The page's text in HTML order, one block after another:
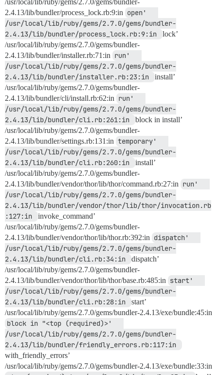
Если вы хотите создать новую ветку для сохранения
сделать это (сейчас или позже), используя флаг -b в
  git checkout -b <имя-новой-ветки>
HEAD В моем обновлении возникла ошибка
```ruby
api_key = "a quick brown fox"
/usr/local/lib/ruby/gems/2.7.0/gems/bundler-
2.4.13/lib/bundler/process_lock.rb:9:in open'
/usr/local/lib/ruby/gems/2.7.0/gems/bundler-
2.4.13/lib/bundler/process_lock.rb:9:in
lock’
/usr/local/lib/ruby/gems/2.7.0/gems/bundler-
2.4.13/lib/bundler/installer.rb:71:in run'
/usr/local/lib/ruby/gems/2.7.0/gems/bundler-
2.4.13/lib/bundler/installer.rb:23:in
install’
/usr/local/lib/ruby/gems/2.7.0/gems/bundler-
2.4.13/lib/bundler/cli/install.rb:62:in run'
/usr/local/lib/ruby/gems/2.7.0/gems/bundler-
2.4.13/lib/bundler/cli.rb:261:in
block in install’
/usr/local/lib/ruby/gems/2.7.0/gems/bundler-
2.4.13/lib/bundler/settings.rb:131:in temporary'
/usr/local/lib/ruby/gems/2.7.0/gems/bundler-
2.4.13/lib/bundler/cli.rb:260:in
install’
/usr/local/lib/ruby/gems/2.7.0/gems/bundler-
2.4.13/lib/bundler/vendor/thor/lib/thor/command.rb:27:in run'
/usr/local/lib/ruby/gems/2.7.0/gems/bundler-
2.4.13/lib/bundler/vendor/thor/lib/thor/invocation.rb
:127:in
invoke_command’
/usr/local/lib/ruby/gems/2.7.0/gems/bundler-
2.4.13/lib/bundler/vendor/thor/lib/thor.rb:392:in dispatch'
/usr/local/lib/ruby/gems/2.7.0/gems/bundler-
2.4.13/lib/bundler/cli.rb:34:in
dispatch’
/usr/local/lib/ruby/gems/2.7.0/gems/bundler-
2.4.13/lib/bundler/vendor/thor/lib/thor/base.rb:485:in start'
/usr/local/lib/ruby/gems/2.7.0/gems/bundler-
2.4.13/lib/bundler/cli.rb:28:in
start’
/usr/local/lib/ruby/gems/2.7.0/gems/bundler-2.4.13/exe/bundle:45:in
block in "<top (required)>'
/usr/local/lib/ruby/gems/2.7.0/gems/bundler-
with_friendly_errors’
/usr/local/lib/ruby/gems/2.7.0/gems/bundler-2.4.13/exe/bundle:33:in